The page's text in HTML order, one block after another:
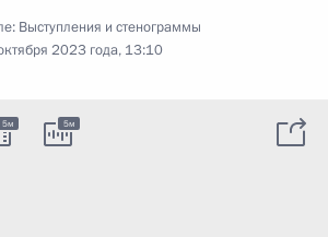
Выступления и стенограммы
2023 года, 13:10
5м 5м